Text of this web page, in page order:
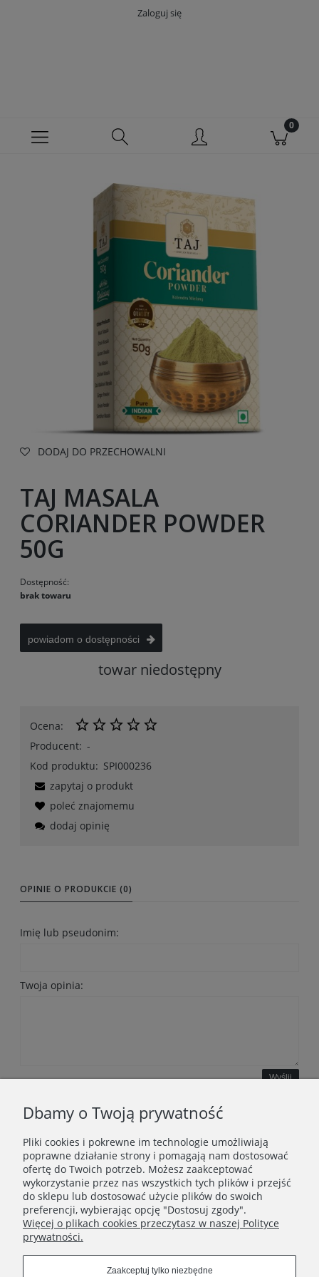
Zaloguj się
DODAJ DO PRZECHOWALNI
TAJ MASALA
CORIANDER POWDER
50G
Dostępność:
brak towaru
powiadom o dostępności
towar niedostępny
Ocena:
Producent: -
Kod produktu: SPI000236
zapytaj o produkt
poleć znajomemu
dodaj opinię
OPINIE O PRODUKCIE (0)
Imię lub pseudonim:
Twoja opinia:
Wyślij
WAŻNE INFORMACJE
POLECANE STRONY
Dbamy o Twoją prywatność
Pliki cookies i pokrewne im technologie umożliwiają
poprawne działanie strony i pomagają nam dostosować
ofertę do Twoich potrzeb. Możesz zaakceptować
wykorzystanie przez nas wszystkich tych plików i przejść
do sklepu lub dostosować użycie plików do swoich
preferencji, wybierając opcję "Dostosuj zgody".
Więcej o plikach cookies przeczytasz w naszej Polityce
prywatności.
Zaakceptuj tylko niezbędne